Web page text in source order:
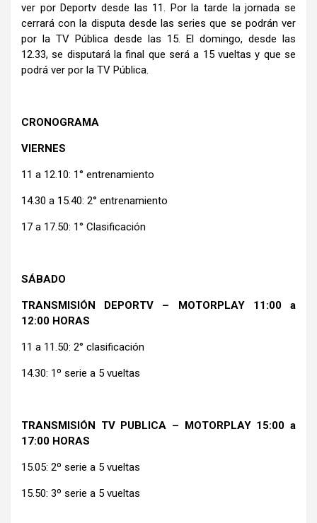
ver por Deportv desde las 11. Por la tarde la jornada se
cerrará con la disputa desde las series que se podrán ver
por la TV Pública desde las 15. El domingo, desde las
12.33, se disputará la final que será a 15 vueltas y que se
podrá ver por la TV Pública.
CRONOGRAMA
VIERNES
11 a 12.10: 1° entrenamiento
14.30 a 15.40: 2° entrenamiento
17 a 17.50: 1° Clasificación
SÁBADO
TRANSMISIÓN DEPORTV – MOTORPLAY 11:00 a
12:00 HORAS
11 a 11.50: 2° clasificación
14.30: 1º serie a 5 vueltas
TRANSMISIÓN TV PUBLICA – MOTORPLAY 15:00 a
17:00 HORAS
15.05: 2º serie a 5 vueltas
15.50: 3º serie a 5 vueltas